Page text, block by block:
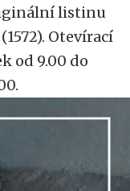
listinu
Otevírací
od 9.00 do